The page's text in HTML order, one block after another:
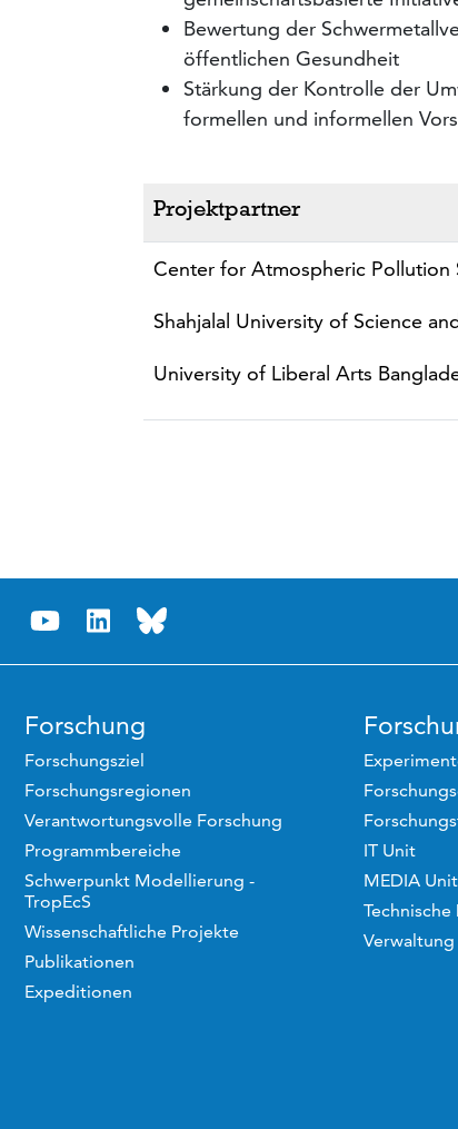
Bewertung der
öffentlichen Gesundheit
Stärkung der Kontrolle der
formellen und informellen
Projektpartner
Center for Atmospheric Pollution
Shahjalal University of Science
University of Liberal Arts
Forschung
Forschungsziel
Forschungsregionen
Verantwortungsvolle Forschung
Programmbereiche
Schwerpunkt Modellierung -
TropEcS
Wissenschaftliche Projekte
Publikationen
Expeditionen
IT Unit
MEDIA Unit
Technische
Verwaltung